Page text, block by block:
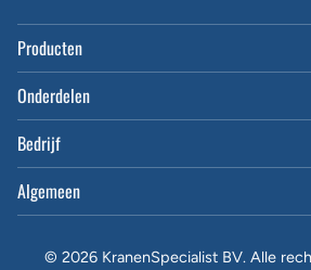
Producten
Onderdelen
Bedrijf
Algemeen
© 2026 KranenSpecialist BV. Alle